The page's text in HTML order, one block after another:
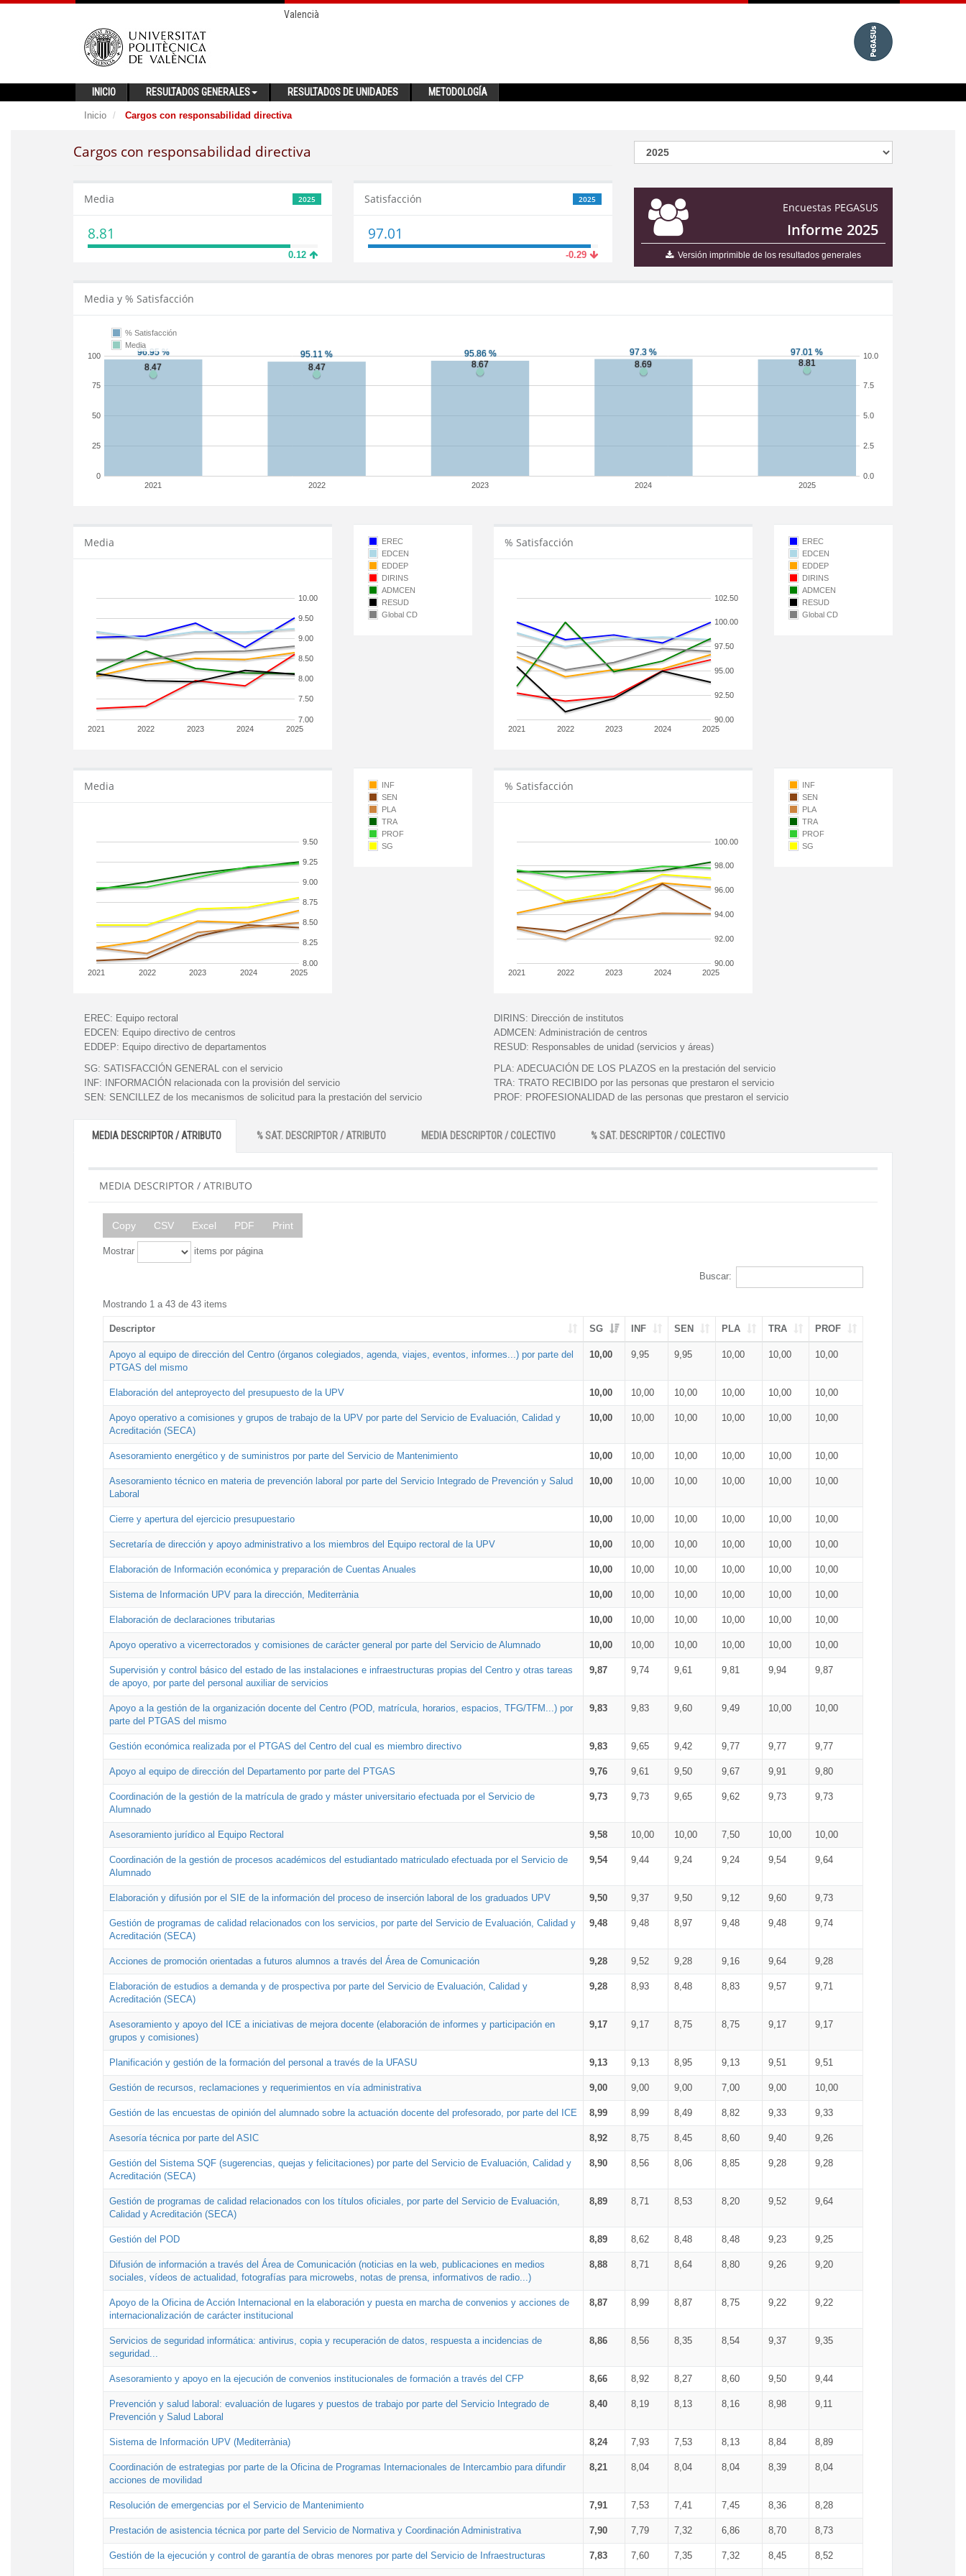
Valencià
INICIO RESULTADOS GENERALES RESULTADOS DE UNIDADES METODOLOGÍA
Inicio Cargos con responsabilidad directiva
Cargos con responsabilidad directiva
Encuestas PEGASUS
Informe 2025
Versión imprimible de los resultados generales
2025
Media
8.81
0.12
2025
Satisfacción
97.01
-0.29
Media y % Satisfacción
2021 2022 2023 2024 2025
0
25
50
75
100
0.0
2.5
5.0
7.5
10.0
% Satisfacción
Media
Media
2021 2022 2023 2024 2025
7.00
7.50
8.00
8.50
9.00
9.50
10.00
EREC
EDCEN
EDDEP
DIRINS
ADMCEN
RESUD
Global CD
% Satisfacción
2021 2022 2023 2024 2025
90.00
92.50
95.00
97.50
100.00
102.50
EREC
EDCEN
EDDEP
DIRINS
ADMCEN
RESUD
Global CD
Media
2021 2022 2023 2024 2025
8.00
8.25
8.50
8.75
9.00
9.25
9.50
INF
SEN
PLA
TRA
PROF
SG
% Satisfacción
2021 2022 2023 2024 2025
90.00
92.00
94.00
96.00
98.00
100.00
INF
SEN
PLA
TRA
PROF
SG
EREC: Equipo rectoral
EDCEN: Equipo directivo de centros
EDDEP: Equipo directivo de departamentos
DIRINS: Dirección de institutos
ADMCEN: Administración de centros
RESUD: Responsables de unidad (servicios y áreas)
SG: SATISFACCIÓN GENERAL con el servicio
INF:
INFORMACIÓN relacionada con la provisión del servicio
SEN: SENCILLEZ de los mecanismos de solicitud para la prestación del servicio
PLA: ADECUACIÓN DE LOS PLAZOS en la prestación del servicio
TRA: TRATO RECIBIDO por las personas que prestaron el servicio
PROF: PROFESIONALIDAD de las personas que prestaron el servicio
MEDIA DESCRIPTOR / ATRIBUTO % SAT. DESCRIPTOR / ATRIBUTO MEDIA DESCRIPTOR / COLECTIVO % SAT. DESCRIPTOR / COLECTIVO
MEDIA DESCRIPTOR / ATRIBUTO
Copy CSV Excel PDF Print
Mostrar items por página
Buscar:
Mostrando 1 a 43 de 43 items
Descriptor SG INF SEN PLA TRA PROF
Apoyo al equipo de dirección del Centro (órganos colegiados, agenda, viajes, eventos, informes...) por parte del
PTGAS del mismo
10,00 9,95 9,95 10,00 10,00 10,00
Elaboración del anteproyecto del presupuesto de la UPV 10,00 10,00 10,00 10,00 10,00 10,00
Apoyo operativo a comisiones y grupos de trabajo de la UPV por parte del Servicio de Evaluación, Calidad y
Acreditación (SECA)
10,00 10,00 10,00 10,00 10,00 10,00
Asesoramiento energético y de suministros por parte del Servicio de Mantenimiento 10,00 10,00 10,00 10,00 10,00 10,00
Asesoramiento técnico en materia de prevención laboral por parte del Servicio Integrado de Prevención y Salud
Laboral
10,00 10,00 10,00 10,00 10,00 10,00
Cierre y apertura del ejercicio presupuestario 10,00 10,00 10,00 10,00 10,00 10,00
Secretaría de dirección y apoyo administrativo a los miembros del Equipo rectoral de la UPV 10,00 10,00 10,00 10,00 10,00 10,00
Elaboración de Información económica y preparación de Cuentas Anuales 10,00 10,00 10,00 10,00 10,00 10,00
Sistema de Información UPV para la dirección, Mediterrània 10,00 10,00 10,00 10,00 10,00 10,00
Elaboración de declaraciones tributarias 10,00 10,00 10,00 10,00 10,00 10,00
Apoyo operativo a vicerrectorados y comisiones de carácter general por parte del Servicio de Alumnado 10,00 10,00 10,00 10,00 10,00 10,00
Supervisión y control básico del estado de las instalaciones e infraestructuras propias del Centro y otras tareas
de apoyo, por parte del personal auxiliar de servicios
9,87 9,74 9,61 9,81 9,94 9,87
Apoyo a la gestión de la organización docente del Centro (POD, matrícula, horarios, espacios, TFG/TFM...) por
parte del PTGAS del mismo
9,83 9,83 9,60 9,49 10,00 10,00
Gestión económica realizada por el PTGAS del Centro del cual es miembro directivo 9,83 9,65 9,42 9,77 9,77 9,77
Apoyo al equipo de dirección del Departamento por parte del PTGAS 9,76 9,61 9,50 9,67 9,91 9,80
Coordinación de la gestión de la matrícula de grado y máster universitario efectuada por el Servicio de
Alumnado
9,73 9,73 9,65 9,62 9,73 9,73
Asesoramiento jurídico al Equipo Rectoral 9,58 10,00 10,00 7,50 10,00 10,00
Coordinación de la gestión de procesos académicos del estudiantado matriculado efectuada por el Servicio de
Alumnado
9,54 9,44 9,24 9,24 9,54 9,64
Elaboración y difusión por el SIE de la información del proceso de inserción laboral de los graduados UPV 9,50 9,37 9,50 9,12 9,60 9,73
Gestión de programas de calidad relacionados con los servicios, por parte del Servicio de Evaluación, Calidad y
Acreditación (SECA)
9,48 9,48 8,97 9,48 9,48 9,74
Acciones de promoción orientadas a futuros alumnos a través del Área de Comunicación 9,28 9,52 9,28 9,16 9,64 9,28
Elaboración de estudios a demanda y de prospectiva por parte del Servicio de Evaluación, Calidad y
Acreditación (SECA)
9,28 8,93 8,48 8,83 9,57 9,71
Asesoramiento y apoyo del ICE a iniciativas de mejora docente (elaboración de informes y participación en
grupos y comisiones)
9,17 9,17 8,75 8,75 9,17 9,17
Planificación y gestión de la formación del personal a través de la UFASU 9,13 9,13 8,95 9,13 9,51 9,51
Gestión de recursos, reclamaciones y requerimientos en vía administrativa 9,00 9,00 9,00 7,00 9,00 10,00
Gestión de las encuestas de opinión del alumnado sobre la actuación docente del profesorado, por parte del ICE 8,99 8,99 8,49 8,82 9,33 9,33
Asesoría técnica por parte del ASIC 8,92 8,75 8,45 8,60 9,40 9,26
Gestión del Sistema SQF (sugerencias, quejas y felicitaciones) por parte del Servicio de Evaluación, Calidad y
Acreditación (SECA)
8,90 8,56 8,06 8,85 9,28 9,28
Gestión de programas de calidad relacionados con los títulos oficiales, por parte del Servicio de Evaluación,
Calidad y Acreditación (SECA)
8,89 8,71 8,53 8,20 9,52 9,64
Gestión del POD 8,89 8,62 8,48 8,48 9,23 9,25
Difusión de información a través del Área de Comunicación (noticias en la web, publicaciones en medios
sociales, vídeos de actualidad, fotografías para microwebs, notas de prensa, informativos de radio...)
8,88 8,71 8,64 8,80 9,26 9,20
Apoyo de la Oficina de Acción Internacional en la elaboración y puesta en marcha de convenios y acciones de
internacionalización de carácter institucional
8,87 8,99 8,87 8,75 9,22 9,22
Servicios de seguridad informática: antivirus, copia y recuperación de datos, respuesta a incidencias de
seguridad...
8,86 8,56 8,35 8,54 9,37 9,35
Asesoramiento y apoyo en la ejecución de convenios institucionales de formación a través del CFP 8,66 8,92 8,27 8,60 9,50 9,44
Prevención y salud laboral: evaluación de lugares y puestos de trabajo por parte del Servicio Integrado de
Prevención y Salud Laboral
8,40 8,19 8,13 8,16 8,98 9,11
Sistema de Información UPV (Mediterrània) 8,24 7,93 7,53 8,13 8,84 8,89
Coordinación de estrategias por parte de la Oficina de Programas Internacionales de Intercambio para difundir
acciones de movilidad
8,21 8,04 8,04 8,04 8,39 8,04
Resolución de emergencias por el Servicio de Mantenimiento 7,91 7,53 7,41 7,45 8,36 8,28
Prestación de asistencia técnica por parte del Servicio de Normativa y Coordinación Administrativa 7,90 7,79 7,32 6,86 8,70 8,73
Gestión de la ejecución y control de garantía de obras menores por parte del Servicio de Infraestructuras 7,83 7,60 7,35 7,32 8,45 8,52